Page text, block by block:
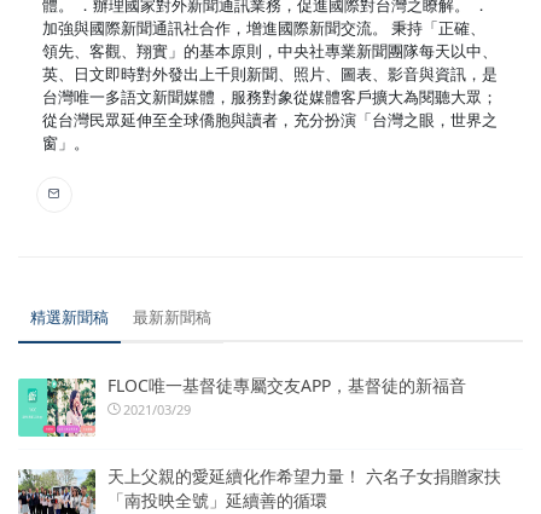
體。 ．辦理國家對外新聞通訊業務，促進國際對台灣之瞭解。 ．
加強與國際新聞通訊社合作，增進國際新聞交流。 秉持「正確、
領先、客觀、翔實」的基本原則，中央社專業新聞團隊每天以中、
英、日文即時對外發出上千則新聞、照片、圖表、影音與資訊，是
台灣唯一多語文新聞媒體，服務對象從媒體客戶擴大為閱聽大眾；
從台灣民眾延伸至全球僑胞與讀者，充分扮演「台灣之眼，世界之
窗」。
精選新聞稿 最新新聞稿
FLOC唯一基督徒專屬交友APP，基督徒的新福音
2021/03/29
天上父親的愛延續化作希望力量！ 六名子女捐贈家扶
「南投映全號」延續善的循環